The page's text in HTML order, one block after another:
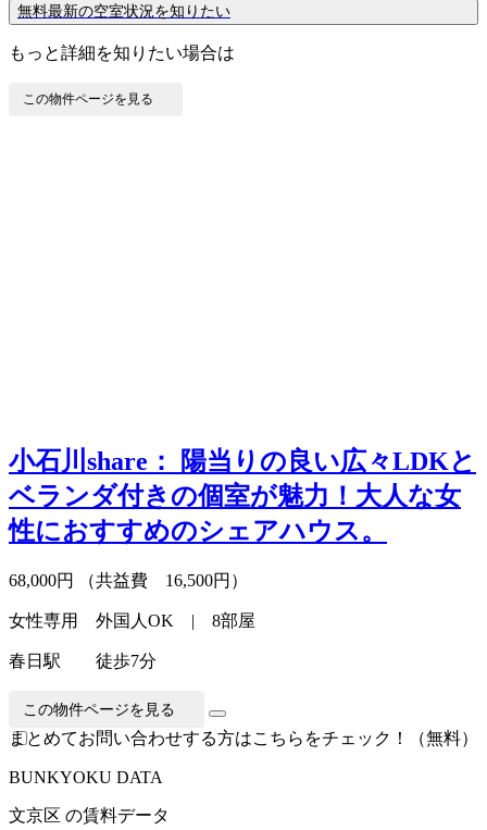
無料最新の空室状況を知りたい
もっと詳細を知りたい場合は
この物件ページを見る
小石川share：
陽当りの良い広々LDKと
ベランダ付きの個室が魅力！大人な女
性におすすめのシェアハウス。
68,000円 （共益費 16,500円）
女性専用 外国人OK | 8部屋
春日駅 徒歩7分
この物件ページを見る
まとめてお問い合わせする方はこちらをチェック！（無料）
BUNKYOKU DATA
文京区 の賃料データ